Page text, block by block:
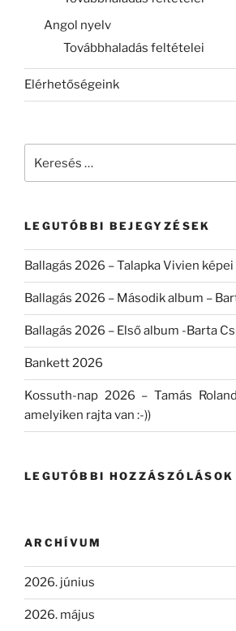
Angol nyelv
Továbbhaladás feltételei
Elérhetőségeink
LEGUTÓBBI BEJEGYZÉSEK
Ballagás 2026 – Talapka Vivien képei
Ballagás 2026 – Második album –
Ballagás 2026 – Első album -Barta
Bankett 2026
Kossuth-nap 2026 – Tamás
amelyiken rajta van :-))
LEGUTÓBBI HOZZÁSZÓLÁSOK
ARCHÍVUM
2026. június
2026. május